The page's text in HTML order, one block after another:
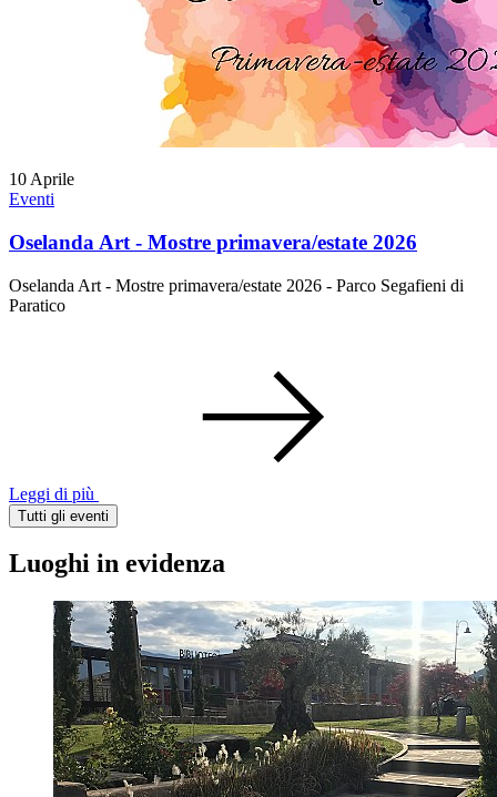
10 Aprile
Eventi
Oselanda Art - Mostre primavera/estate 2026
Oselanda Art - Mostre primavera/estate 2026 - Parco Segafieni di
Paratico
Leggi di più
Tutti gli eventi
Luoghi in evidenza